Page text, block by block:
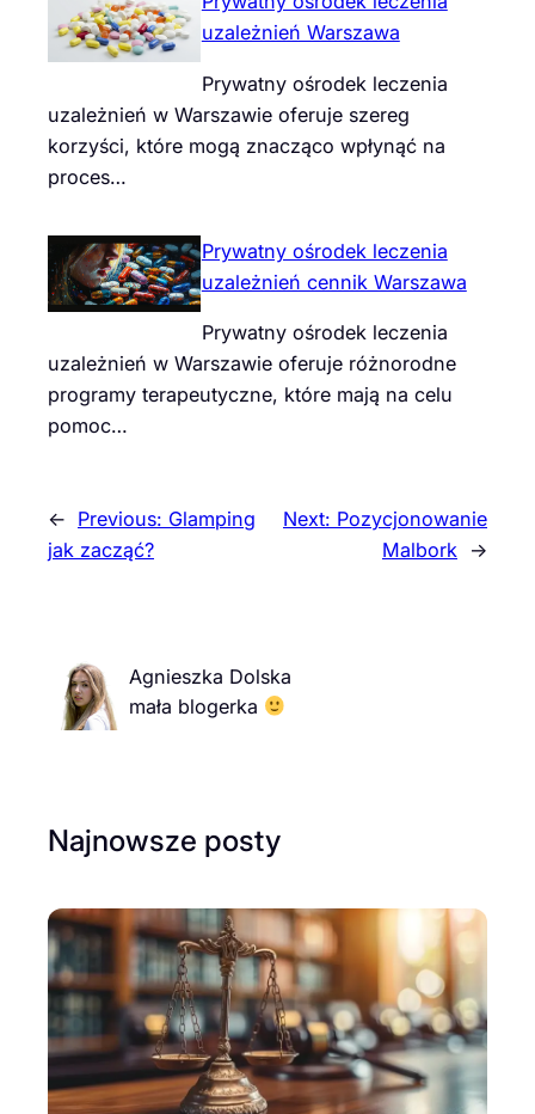
uzależnień Warszawa
Prywatny ośrodek leczenia
uzależnień w Warszawie oferuje szereg
korzyści, które mogą znacząco wpłynąć na
proces…
Prywatny ośrodek leczenia
uzależnień cennik Warszawa
Prywatny ośrodek leczenia
uzależnień w Warszawie oferuje różnorodne
programy terapeutyczne, które mają na celu
pomoc…
← Previous: Glamping
jak zacząć?
Next: Pozycjonowanie
Malbork →
Agnieszka Dolska
mała blogerka
Najnowsze posty